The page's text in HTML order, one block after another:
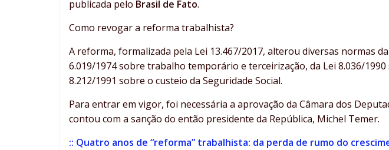
publicada pelo Brasil de Fato.
Como revogar a reforma trabalhista?
A reforma, formalizada pela Lei 13.467/2017, alterou diversas normas
6.019/1974 sobre trabalho temporário e terceirização, da Lei 8.036/1990
8.212/1991 sobre o custeio da Seguridade Social.
Para entrar em vigor, foi necessária a aprovação da Câmara dos
contou com a sanção do então presidente da República, Michel Temer.
:: Quatro anos de “reforma” trabalhista: da perda de rumo do